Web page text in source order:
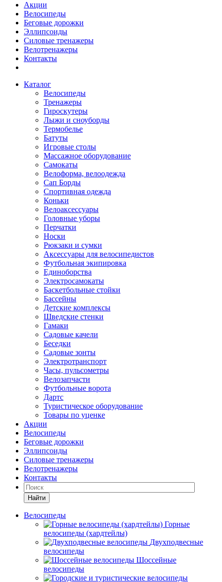
Акции
Велосипеды
Беговые дорожки
Эллипсоиды
Силовые тренажеры
Велотренажеры
Контакты
Каталог
Велосипеды
Тренажеры
Гироскутеры
Лыжи и сноуборды
Термобелье
Батуты
Игровые столы
Массажное оборудование
Самокаты
Велоформа, велоодежда
Сап Борды
Спортивная одежда
Коньки
Велоаксессуары
Головные уборы
Перчатки
Носки
Рюкзаки и сумки
Аксессуары для велосипедистов
Футбольная экипировка
Единоборства
Электросамокаты
Баскетбольные стойки
Бассейны
Детские комплексы
Шведские стенки
Гамаки
Садовые качели
Беседки
Садовые зонты
Электротранспорт
Часы, пульсометры
Велозапчасти
Футбольные ворота
Дартс
Туристическое оборудование
Товары по уценке
Акции
Велосипеды
Беговые дорожки
Эллипсоиды
Силовые тренажеры
Велотренажеры
Контакты
Найти
Велосипеды
Горные
велосипеды (хардтейлы)
Двухподвесные
велосипеды
Шоссейные
велосипеды